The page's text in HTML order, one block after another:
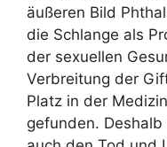
äußeren Bild
die Schlange als
der sexuellen
Verbreitung der
Platz in der
gefunden.